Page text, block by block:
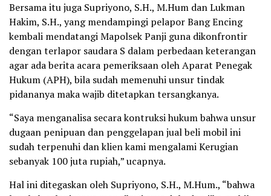
Bersama itu juga Supriyono, S.H., M.Hum dan Lukman
Hakim, S.H., yang mendampingi pelapor Bang Encing
kembali mendatangi Mapolsek Panji guna dikonfrontir
dengan terlapor saudara S dalam perbedaan keterangan
agar ada berita acara pemeriksaan oleh Aparat Penegak
Hukum (APH), bila sudah memenuhi unsur tindak
pidananya maka wajib ditetapkan tersangkanya.
“Saya menganalisa secara kontruksi hukum bahwa unsur
dugaan penipuan dan penggelapan jual beli mobil ini
sudah terpenuhi dan klien kami mengalami Kerugian
sebanyak 100 juta rupiah,” ucapnya.
Hal ini ditegaskan oleh Supriyono, S.H., M.Hum., “bahwa